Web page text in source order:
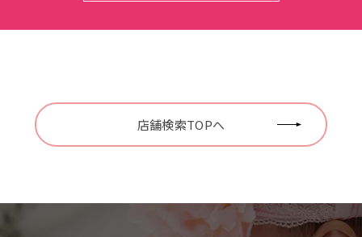
店舗検索TOPへ